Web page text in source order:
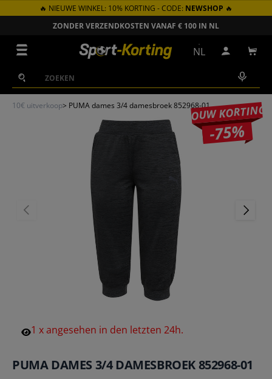
GA NAAR INHOUD
🔥 NIEUWE WINKEL: 10% KORTING - CODE: NEWSHOP 🔥
ZONDER VERZENDKOSTEN VANAF € 100 IN NL
Zoeken
Zoeken
NL Inloggen
10€ uitverkoop> PUMA dames 3/4 damesbroek 852968-01JOUW KORTING
-75%
VORIGE
1 xangesehen in den letzten 24h.
PUMA DAMES 3/4 DAMESBROEK 852968-01